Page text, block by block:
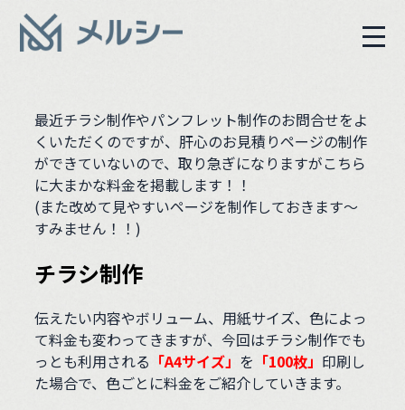
最近チラシ制作やパンフレット制作のお問合せをよ
くいただくのですが、肝心のお見積りページの制作
ができていないので、取り急ぎになりますがこちら
に大まかな料金を掲載します！！
(また改めて見やすいページを制作しておきます～
すみません！！)
チラシ制作
伝えたい内容やボリューム、用紙サイズ、色によっ
て料金も変わってきますが、今回はチラシ制作でも
っとも利用される 「A4サイズ」 を 「100枚」 印刷し
た場合で、色ごとに料金をご紹介していきます。